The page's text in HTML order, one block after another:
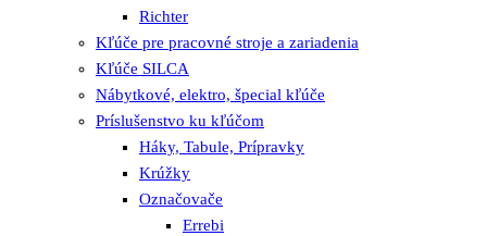
Richter
Kľúče pre pracovné stroje a zariadenia
Kľúče SILCA
Nábytkové, elektro, špecial kľúče
Príslušenstvo ku kľúčom
Háky, Tabule, Prípravky
Krúžky
Označovače
Errebi